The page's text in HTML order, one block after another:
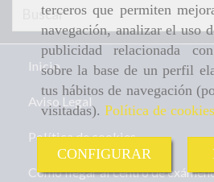
terceros que permiten
navegación, analizar el uso
publicidad relacionada
sobre la base de un perfil
tus hábitos de navegación
visitadas). Política de cookies
CONFIGURAR
Inicio
Aviso Legal
Política de cookies
Cómo llegar al centro de